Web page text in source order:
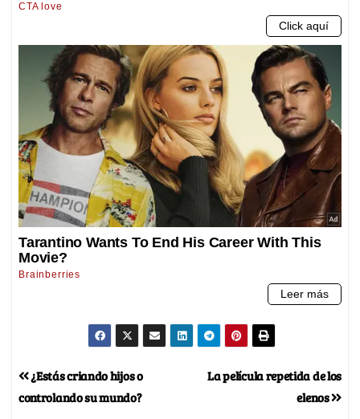
La película repetida de los
elenos
¿Estás criando hijos o
controlando su mundo?